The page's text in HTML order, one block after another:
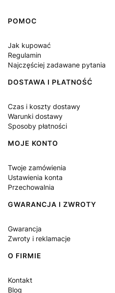
Linki w stopce
POMOC
Jak kupować
Regulamin
Najczęściej zadawane pytania
DOSTAWA I PŁATNOŚĆ
Czas i koszty dostawy
Warunki dostawy
Sposoby płatności
MOJE KONTO
Twoje zamówienia
Ustawienia konta
Przechowalnia
GWARANCJA I ZWROTY
Gwarancja
Zwroty i reklamacje
O FIRMIE
Kontakt
Blog